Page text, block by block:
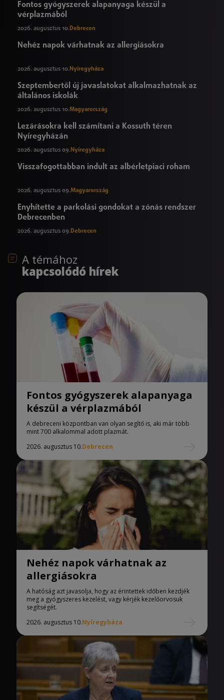
Fontos gyógyszerek alapanyaga készül a
vérplazmából
2026. augusztus 10.Debrecen
Nehéz napok várhatnak az allergiásokra
2026. augusztus 10. Nyíregyháza
Szeptembertől új javaslatokat alkalmazhatnak az
általános iskolák
2026. augusztus 10.Magyarország
Lezárásokra kell számítani a Kossuth téren
Nyíregyházán
2026. augusztus 09. Nyíregyháza
Visszafogottabban indult az albérletpiaci roham
2026. augusztus 09.Magyarország
Enyhítette a parkolási gondokat a zónás rendszer
Debrecenben
2026. augusztus 09.Debrecen
A témához
kapcsolódó hírek
Fontos gyógyszerek alapanyaga
készül a vérplazmából
A debreceni központban van olyan segítő is, aki már több
mint 700 alkalommal adott plazmát.
2026. augusztus 10.Debrecen
Nehéz napok várhatnak az
allergiásokra
A hatóság azt javasolja, hogy az érintettek időben kezdjék
meg a gyógyszeres kezelést, vagy kérjék kezelőorvosuk
segítségét.
2026. augusztus 10.Nyíregyháza